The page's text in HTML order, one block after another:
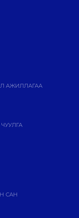
АЖИЛЛАГАА
САН